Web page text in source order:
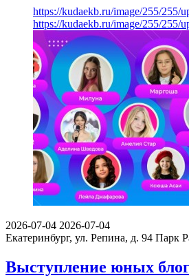
https://kudaekb.ru/image/255/255/
https://kudaekb.ru/image/255/255/
2026-07-04 2026-07-04
Екатеринбург, ул. Репина, д. 94 Парк
Выступление юных